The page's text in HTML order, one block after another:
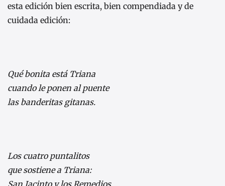
esta edición bien escrita, bien compendiada y de
cuidada edición:
Qué bonita está Triana
cuando le ponen al puente
las banderitas gitanas.
Los cuatro puntalitos
que sostiene a Triana: